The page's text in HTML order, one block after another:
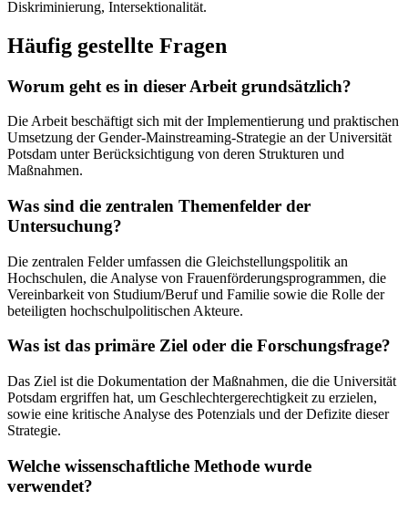
Diskriminierung, Intersektionalität.
Häufig gestellte Fragen
Worum geht es in dieser Arbeit grundsätzlich?
Die Arbeit beschäftigt sich mit der Implementierung und praktischen
Umsetzung der Gender-Mainstreaming-Strategie an der Universität
Potsdam unter Berücksichtigung von deren Strukturen und
Maßnahmen.
Was sind die zentralen Themenfelder der
Untersuchung?
Die zentralen Felder umfassen die Gleichstellungspolitik an
Hochschulen, die Analyse von Frauenförderungsprogrammen, die
Vereinbarkeit von Studium/Beruf und Familie sowie die Rolle der
beteiligten hochschulpolitischen Akteure.
Was ist das primäre Ziel oder die Forschungsfrage?
Das Ziel ist die Dokumentation der Maßnahmen, die die Universität
Potsdam ergriffen hat, um Geschlechtergerechtigkeit zu erzielen,
sowie eine kritische Analyse des Potenzials und der Defizite dieser
Strategie.
Welche wissenschaftliche Methode wurde
verwendet?